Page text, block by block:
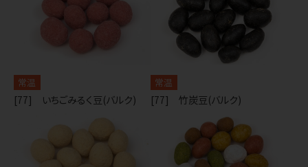
常温
[77] いちごみるく豆(バルク)
常温
[77] 竹炭豆(バルク)